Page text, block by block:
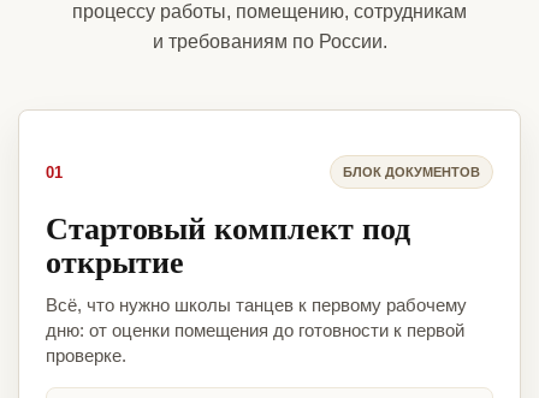
процессу работы, помещению, сотрудникам
и требованиям по России.
01 БЛОК ДОКУМЕНТОВ
Стартовый комплект под
открытие
Всё, что нужно школы танцев к первому рабочему
дню: от оценки помещения до готовности к первой
проверке.